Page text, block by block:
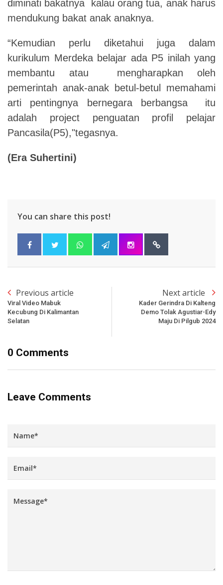
diminati bakatnya kalau orang tua, anak harus
mendukung bakat anak anaknya.
“Kemudian perlu diketahui juga dalam
kurikulum Merdeka belajar ada P5 inilah yang
membantu atau mengharapkan oleh
pemerintah anak-anak betul-betul memahami
arti pentingnya bernegara berbangsa itu
adalah project penguatan profil pelajar
Pancasila(P5),"tegasnya.
(Era Suhertini)
You can share this post!
Previous article
Viral Video Mabuk
Kecubung Di Kalimantan
Selatan
Next article
Kader Gerindra Di Kalteng
Demo Tolak Agustiar-Edy
Maju Di Pilgub 2024
0 Comments
Leave Comments